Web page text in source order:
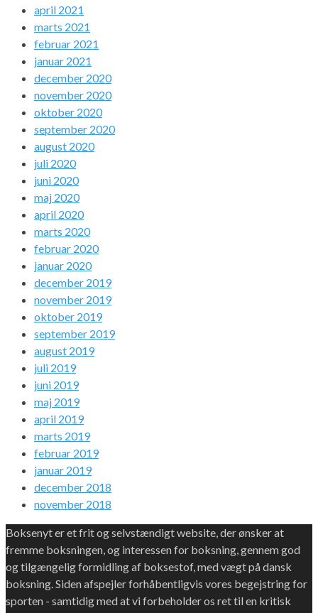
april 2021
marts 2021
februar 2021
januar 2021
december 2020
november 2020
oktober 2020
september 2020
august 2020
juli 2020
juni 2020
maj 2020
april 2020
marts 2020
februar 2020
januar 2020
december 2019
november 2019
oktober 2019
september 2019
august 2019
juli 2019
juni 2019
maj 2019
april 2019
marts 2019
februar 2019
januar 2019
december 2018
november 2018
Boksenyt er et frit og selvstændigt website, der ønsker at
fremme boksningen, og interessen for boksning, gennem god
og tilgængelig formidling af boksestof, med vægt på dansk
boksning. Siden afspejler forhåbentligvis vores begejstring for
sporten - samtidig med at vi forbeholder os ret til en kritisk